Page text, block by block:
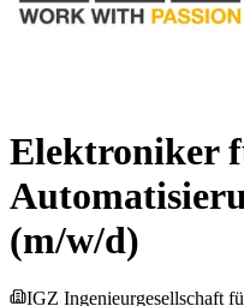
Elektroniker
(m/w/d)
IGZ Ingenieurgesellschaft